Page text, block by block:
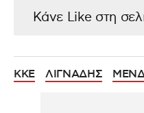
Κάνε Like στη
ΚΚΕ ΛΙΓΝΑΔΗΣ